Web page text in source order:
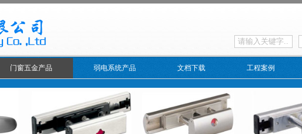
门窗五金产品 弱电系统产品 文档下载 工程案例